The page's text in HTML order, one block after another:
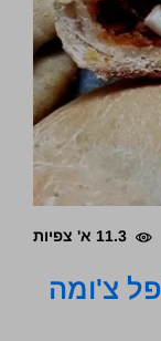
11.3 א' צפיות
צ'ומה